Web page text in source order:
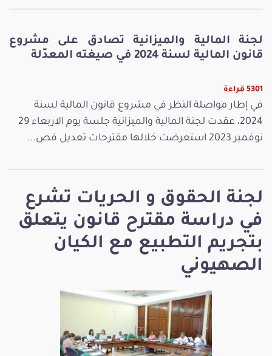
لجنة الحقوق و الحريات تشرع
في دراسة مقترح قانون يتعلق
بتجريم التطبيع مع الكيان
الصهيوني
لجنة المالية والميزانية تصادق على مشروع
قانون المالية لسنة 2024 في صيغته المعدّلة
5301 قراءة
في إطار مواصلة النظر في مشروع قانون المالية لسنة
2024، عقدت لجنة المالية والميزانية جلسة يوم الاربعاء 29
نوفمبر 2023 استعرضت خلالها مقترحات تعديل فص...